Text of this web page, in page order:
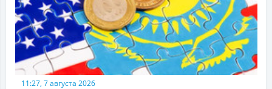
11:27, 7 августа 2026